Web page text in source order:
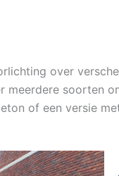
over
meerdere soorten
of een versie